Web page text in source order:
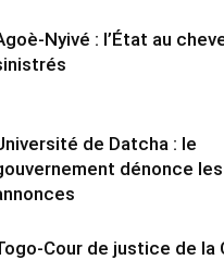
Nyivé : l’État au
de Datcha : le
dénonce
Cour de justice de la